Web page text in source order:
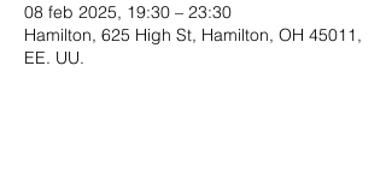
08 feb 2025, 19:30 – 23:30
Hamilton, 625 High St, Hamilton, OH 45011,
EE. UU.